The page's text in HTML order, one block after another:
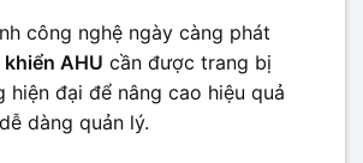
công nghệ ngày càng phát
AHU cần được trang bị
hiện đại để nâng cao hiệu quả
dàng quản lý.